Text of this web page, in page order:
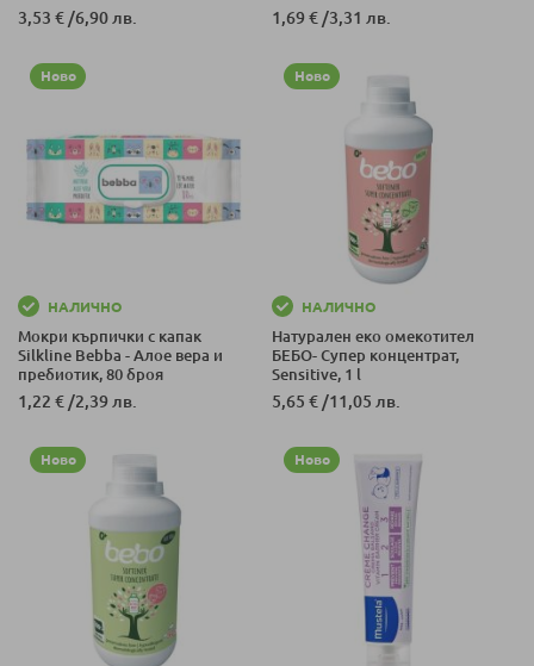
3,53 € /6,90 лв. 1,69 € /3,31 лв.
Ново
НАЛИЧНО
Мокри кърпички с капак
Silkline Bebba - Алое вера и
пребиотик, 80 броя
1,22 €/2,39 лв.
Ново
НАЛИЧНО
Натурален еко омекотител
БЕБО- Супер концентрат,
Sensitive, 1 l
5,65 €/11,05 лв.
Ново Ново